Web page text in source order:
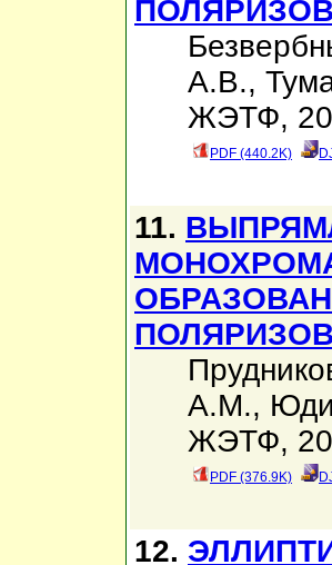
А.В.,
ЖЭТФ,
PDF (440.2K)
11.
А.М.,
ЖЭТФ,
PDF (376.9K)
12.